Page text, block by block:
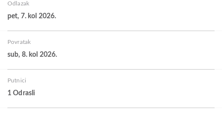
Odlazak
pet, 7. kol 2026.
Povratak
sub, 8. kol 2026.
Putnici
1 Odrasli